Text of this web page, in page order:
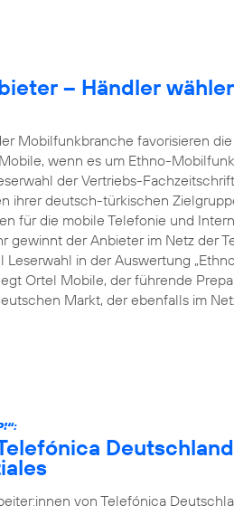
– Händler
Mobilfunkbranche favorisieren
wenn es um Ethno-
der Vertriebs-
ihrer deutsch-türkischen
für die mobile Telefonie und
gewinnt der Anbieter im Netz der
in der Auswertung
Ortel Mobile, der führende
Markt, der ebenfalls im
von Telefónica